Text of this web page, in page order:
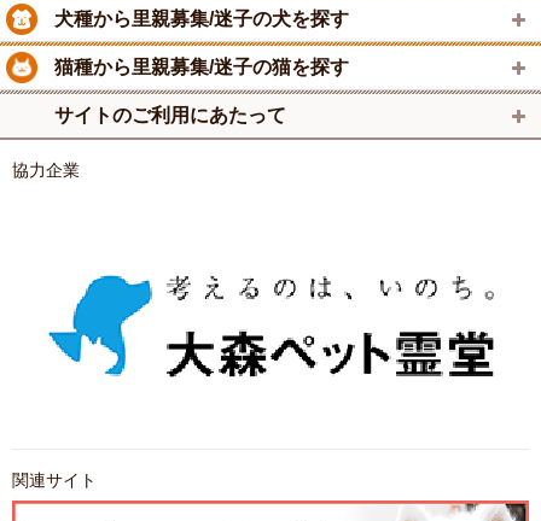
犬種から里親募集/迷子の犬を探す
猫種から里親募集/迷子の猫を探す
サイトのご利用にあたって
協力企業
関連サイト